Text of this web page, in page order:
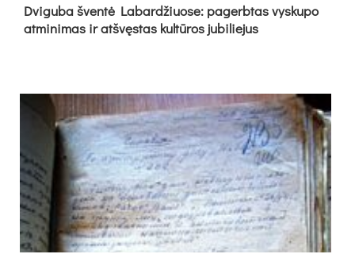
Dvi­gu­ba šven­tė La­bar­džiuo­se: pa­gerb­tas vys­ku­po
at­mi­ni­mas ir at­švęs­tas kul­tū­ros ju­bi­lie­jus